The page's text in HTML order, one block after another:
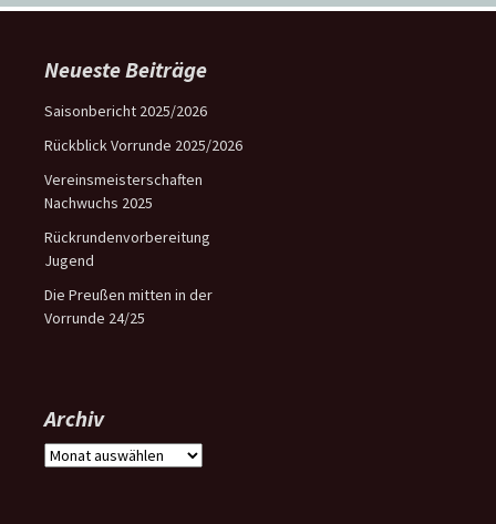
Neueste Beiträge
Saisonbericht 2025/2026
Rückblick Vorrunde 2025/2026
Vereinsmeisterschaften
Nachwuchs 2025
Rückrundenvorbereitung
Jugend
Die Preußen mitten in der
Vorrunde 24/25
Archiv
Archiv